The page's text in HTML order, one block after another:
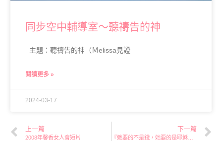
同步空中輔導室～聽禱告的神
主題：聽禱告的神（Ｍelissa見證
閱讀更多 »
2024-03-17
上一篇
2008年馨香女人會短片
下一篇
『她要的不是錢，她要的是耶穌』(莉華)